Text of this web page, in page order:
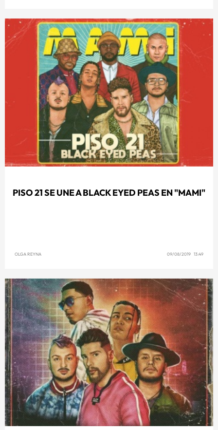
PISO 21 SE UNE A BLACK EYED PEAS EN "MAMI"
OLGA REYNA 09/08/2019 13:49